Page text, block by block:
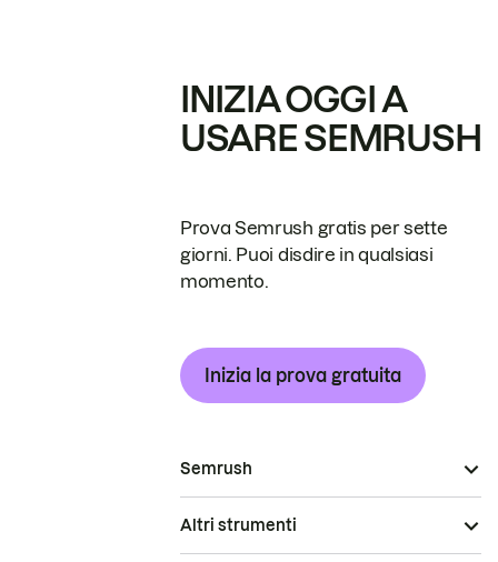
INIZIA OGGI A
USARE SEMRUSH
Prova Semrush gratis per sette
giorni. Puoi disdire in qualsiasi
momento.
Inizia la prova gratuita
Semrush
Altri strumenti